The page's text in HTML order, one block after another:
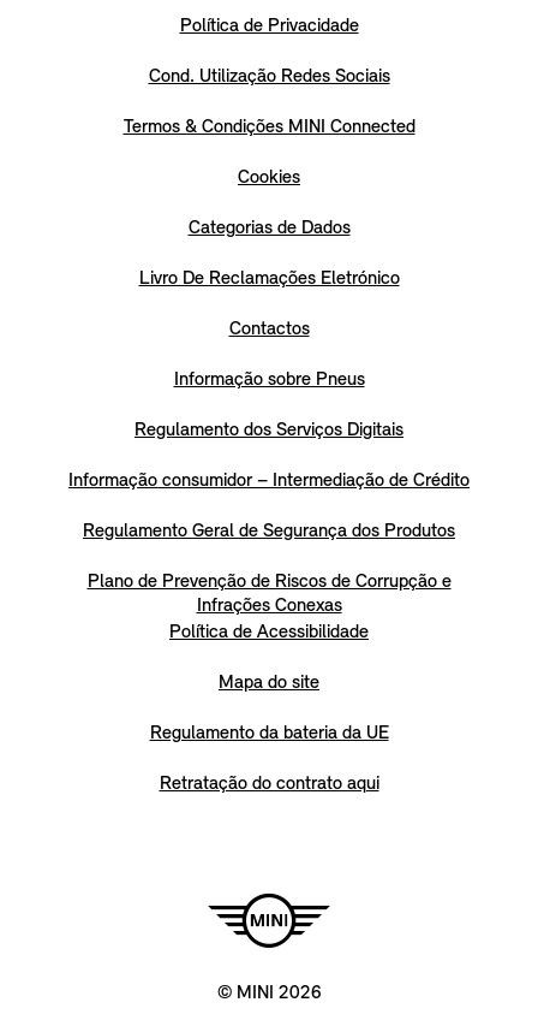
Política de Privacidade
Cond. Utilização Redes Sociais
Termos & Condições MINI Connected
Cookies
Categorias de Dados
Livro De Reclamações Eletrónico
Contactos
Informação sobre Pneus
Regulamento dos Serviços Digitais
Informação consumidor – Intermediação de Crédito
Regulamento Geral de Segurança dos Produtos
Plano de Prevenção de Riscos de Corrupção e
Infrações Conexas
Política de Acessibilidade
Mapa do site
Regulamento da bateria da UE
Retratação do contrato aqui
© MINI 2026